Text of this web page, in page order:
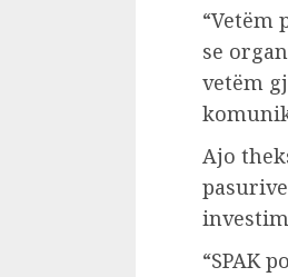
“Vetëm
se
vetëm
Ajo
“SPAK